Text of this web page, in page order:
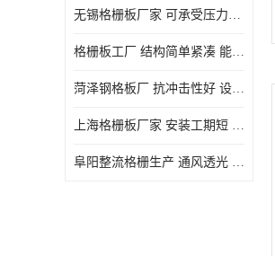
无锡格栅板厂家 可承受压力强 安装需要人工少
格栅板工厂 结构简单紧凑 能减少风力破坏
菏泽钢格板厂 抗冲击性好 设计规范 通风透光
上海格栅板厂家 安装工期短 通风好 减少风阻
阜阳整流格栅生产 通风透光 免清理和维护